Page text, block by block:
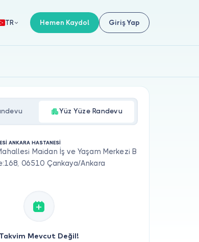
TR Hemen Kaydol Giriş Yap
Yüz Yüze Randevu
ANKARA HASTANESİ
Maidan İş ve Yaşam Merkezi B
06510 Çankaya/Ankara
Takvim Mevcut Değil!